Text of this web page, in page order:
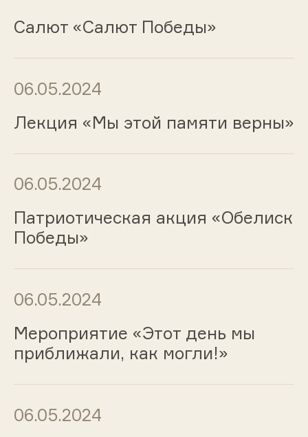
Салют «Салют Победы»
06.05.2024
Лекция «Мы этой памяти верны»
06.05.2024
Патриотическая акция «Обелиск
Победы»
06.05.2024
Мероприятие «Этот день мы
приближали, как могли!»
06.05.2024